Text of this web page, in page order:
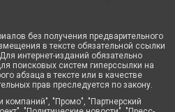
без получения предварительного
в тексте обязательной ссылки
интернет-изданий обязательно
поисковых систем гиперссылки на
абзаца в тексте или в качестве
прав преследуется по закону.
"Промо", "Партнерский